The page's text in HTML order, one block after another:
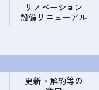
リノベーション
設備リニューアル
更新・解約等の